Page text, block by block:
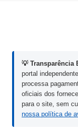
💡 Transparência
portal
processa
oficiais dos
para o site, sem
nossa política de